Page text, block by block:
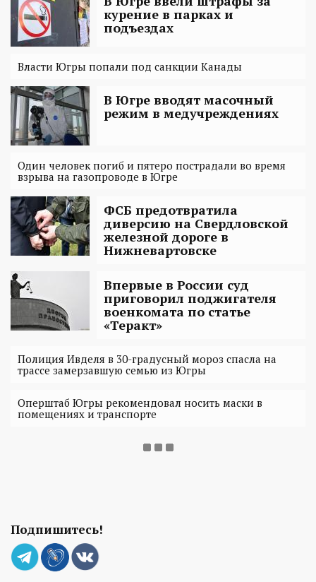
курение в парках и
подъездах
Власти Югры попали под санкции Канады
В Югре вводят масочный
режим в медучреждениях
Один человек погиб и пятеро пострадали во время
взрыва на газопроводе в Югре
ФСБ предотвратила
диверсию на Свердловской
железной дороге в
Нижневартовске
Впервые в России суд
приговорил поджигателя
военкомата по статье
«Теракт»
Полиция Ивделя в 30-градусный мороз спасла на
трассе замерзавшую семью из Югры
Оперштаб Югры рекомендовал носить маски в
помещениях и транспорте
Подпишитесь!